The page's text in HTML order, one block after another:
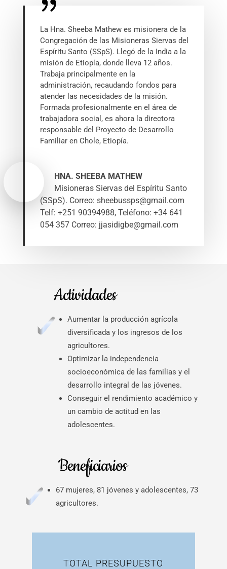
La Hna. Sheeba Mathew es misionera de la
Congregación de las Misioneras Siervas del
Espíritu Santo (SSpS). Llegó de la India a la
misión de Etiopía, donde lleva 12 años.
Trabaja principalmente en la
administración, recaudando fondos para
atender las necesidades de la misión.
Formada profesionalmente en el área de
trabajadora social, es ahora la directora
responsable del Proyecto de Desarrollo
Familiar en Chole, Etiopía.
HNA. SHEEBA MATHEW
Misioneras Siervas del Espíritu Santo
(SSpS). Correo: sheebussps@gmail.com
Telf: +251 90394988, Teléfono: +34 641
054 357 Correo: jjasidigbe@gmail.com
Actividades
Aumentar la producción agrícola
diversificada y los ingresos de los
agricultores.
Optimizar la independencia
socioeconómica de las familias y el
desarrollo integral de las jóvenes.
Conseguir el rendimiento académico y
un cambio de actitud en las
adolescentes.
Beneficiarios
67 mujeres, 81 jóvenes y adolescentes, 73
agricultores.
TOTAL PRESUPUESTO